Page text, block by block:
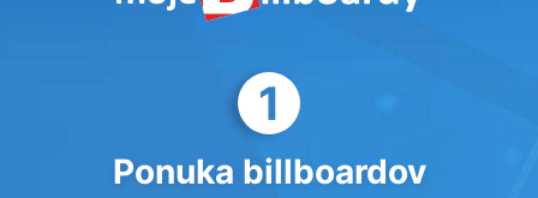
1
Ponuka billboardov